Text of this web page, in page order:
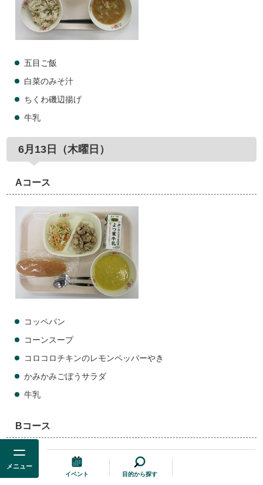
五目ご飯
白菜のみそ汁
ちくわ磯辺揚げ
牛乳
6月13日（木曜日）
Aコース
コッペパン
コーンスープ
コロコロチキンのレモンペッパーやき
かみかみごぼうサラダ
牛乳
Bコース
メニュー
イベント 目的から探す